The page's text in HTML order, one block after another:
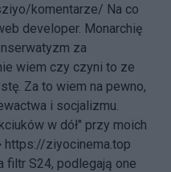
komentarze/ Na co
developer. Monarchię
za
wiem czy czyni to ze
Za to wiem na pewno,
i socjalizmu.
w dół" przy moich
https://ziyocinema.top
filtr S24, podlegają one